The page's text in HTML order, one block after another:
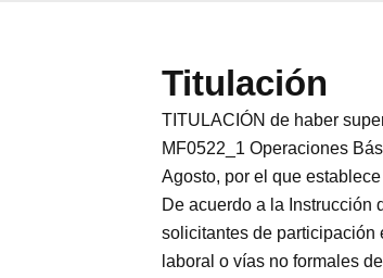
Titulación
TITULACIÓN de haber
MF0522_1 Operaciones
Agosto, por el que
De acuerdo a la Instrucción
solicitantes de participación
laboral o vías no formales